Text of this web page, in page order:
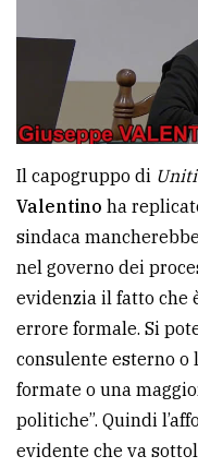
Il capogruppo di
Valentino ha
sindaca
nel governo dei
evidenzia il fatto che
errore formale. Si
consulente esterno o
formate o una
politiche”. Quindi
evidente che va